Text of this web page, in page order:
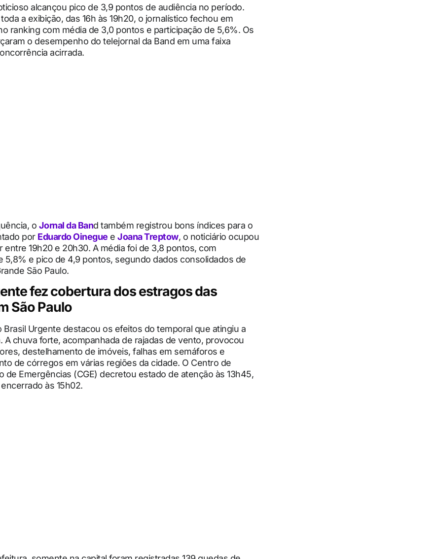
alcançou pico de 3,9 pontos de audiência no período.
a exibição, das 16h às 19h20, o jornalístico fechou em
ranking com média de 3,0 pontos e participação de 5,6%. Os
o desempenho do telejornal da Band em uma faixa
acirrada.
o Jornal da Band também registrou bons índices para o
por Eduardo Oinegue e Joana Treptow, o noticiário ocupou
entre 19h20 e 20h30. A média foi de 3,8 pontos, com
5,8% e pico de 4,9 pontos, segundo dados consolidados de
São Paulo.
fez cobertura dos estragos das
São Paulo
Brasil Urgente destacou os efeitos do temporal que atingiu a
A chuva forte, acompanhada de rajadas de vento, provocou
destelhamento de imóveis, falhas em semáforos e
de córregos em várias regiões da cidade. O Centro de
de Emergências (CGE) decretou estado de atenção às 13h45,
às 15h02.